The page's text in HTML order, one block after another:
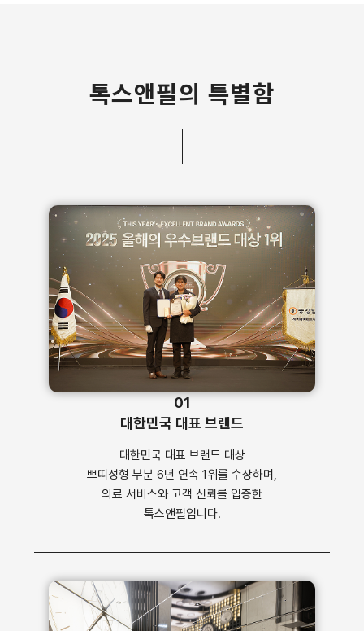
톡스앤필의 특별함
01
대한민국 대표 브랜드
대한민국 대표 브랜드 대상
쁘띠성형 부분 6년 연속 1위를 수상하며,
의료 서비스와 고객 신뢰를 입증한
톡스앤필입니다.